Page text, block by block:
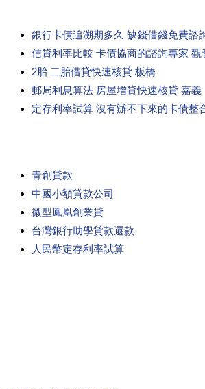
銀行卡債追溯期多久 缺錢借錢免費諮
信貸利率比較 卡債協商的諮詢專家 觀
2胎 二胎借貸快速核貸 板橋
郵局利息算法 房屋增貸快速核貸 嘉義
定存利率試算 沒有辦不下來的卡債整
青創貸款
中國小額貸款公司
微型鳳凰創業貸
台灣銀行助學貸款還款
人民幣定存利率試算